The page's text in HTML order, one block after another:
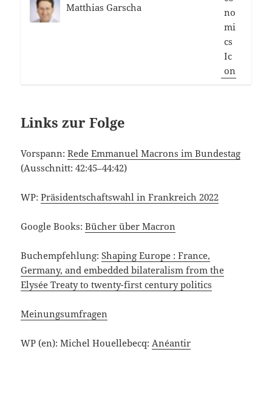
Matthias Garscha
Links zur Folge
Vorspann:Rede Emmanuel Macrons im Bundestag
(Ausschnitt: 42:45–44:42)
WP:Präsidentschaftswahl in Frankreich 2022
Google Books:Bücher über Macron
Buchempfehlung:Shaping Europe : France,
Germany, and embedded bilateralism from the
Elysée Treaty to twenty-first century politics
Meinungsumfragen
WP (en): Michel Houellebecq: Anéantir